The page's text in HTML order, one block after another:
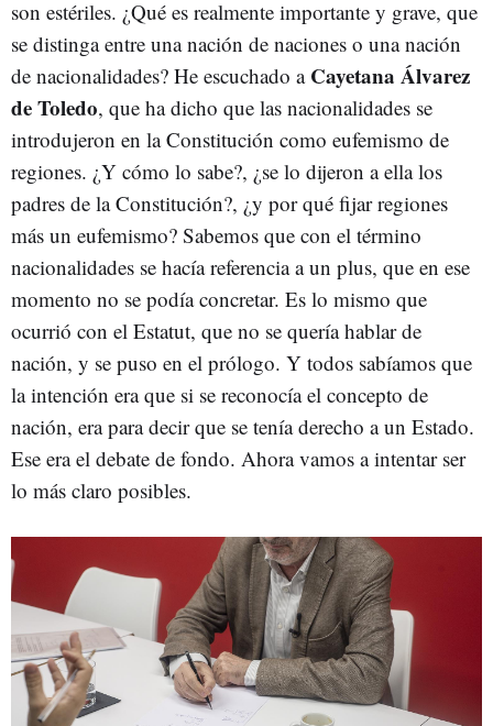
son estériles. ¿Qué es realmente importante y grave, que
se distinga entre una nación de naciones o una nación
de nacionalidades? He escuchado a Cayetana Álvarez
de Toledo, que ha dicho que las nacionalidades se
introdujeron en la Constitución como eufemismo de
regiones. ¿Y cómo lo sabe?, ¿se lo dijeron a ella los
padres de la Constitución?, ¿y por qué fijar regiones
más un eufemismo? Sabemos que con el término
nacionalidades se hacía referencia a un plus, que en ese
momento no se podía concretar. Es lo mismo que
ocurrió con el Estatut, que no se quería hablar de
nación, y se puso en el prólogo. Y todos sabíamos que
la intención era que si se reconocía el concepto de
nación, era para decir que se tenía derecho a un Estado.
Ese era el debate de fondo. Ahora vamos a intentar ser
lo más claro posibles.